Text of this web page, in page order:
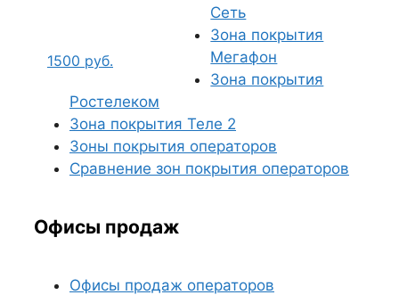
1500 руб.
Сеть
Зона покрытия
Мегафон
Зона покрытия
Ростелеком
Зона покрытия Теле 2
Зоны покрытия операторов
Сравнение зон покрытия операторов
Офисы продаж
Офисы продаж операторов